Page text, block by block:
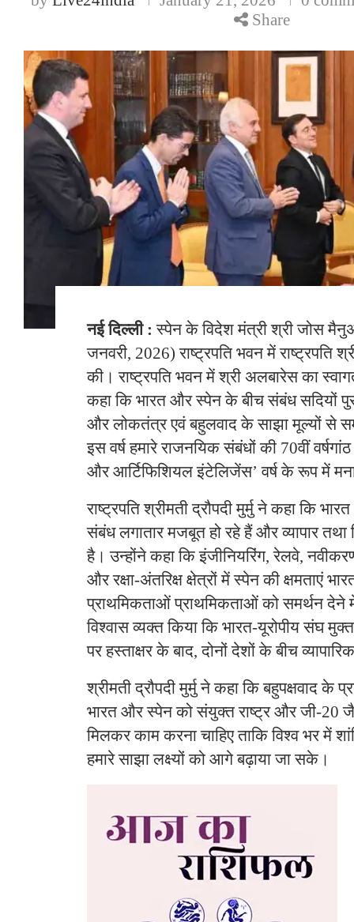
Share
नई दिल्ली :स्पेन के विदेश मंत्री श्री जोस
जनवरी, 2026) राष्ट्रपति भवन में राष्ट्रपति
की। राष्ट्रपति भवन में श्री अलबारेस का
कहा कि भारत और स्पेन के बीच संबंध सदियों
और लोकतंत्र एवं बहुलवाद के साझा मूल्यों से
इस वर्ष हमारे राजनयिक संबंधों की 70वीं
और आर्टिफिशियल इंटेलिजेंस’ वर्ष के रूप में
राष्ट्रपति श्रीमती द्रौपदी मुर्मु ने कहा कि
संबंध लगातार मजबूत हो रहे हैं और व्यापार तथा
है। उन्होंने कहा कि इंजीनियरिंग, रेलवे,
और रक्षा-अंतरिक्ष क्षेत्रों में स्पेन की क्षमताएं
प्राथमिकताओं प्राथमिकताओं को समर्थन देने
विश्वास व्यक्त किया कि भारत-यूरोपीय संघ
पर हस्ताक्षर के बाद, दोनों देशों के बीच
श्रीमती द्रौपदी मुर्मु ने कहा कि बहुपक्षवाद के
भारत और स्पेन को संयुक्त राष्ट्र और जी-20
मिलकर काम करना चाहिए ताकि विश्व भर में
हमारे साझा लक्ष्यों को आगे बढ़ाया जा सके।